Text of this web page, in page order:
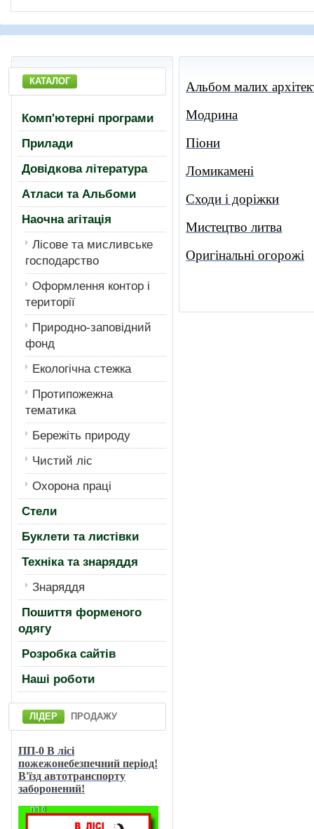
Альбом малих
Модрина
Піони
Ломикамені
Сходи і доріжки
Мистецтво литва
Оригінальні огорожі
КАТАЛОГ
Комп'ютерні програми
Прилади
Довідкова література
Атласи та Альбоми
Наочна агітація
Лiсове та мисливське
господарство
Оформлення контор і
території
Природно-заповідний
фонд
Екологiчна стежка
Протипожежна
тематика
Бережiть природу
Чистий лiс
Охорона працi
Стели
Буклети та листівки
Техніка та знаряддя
Знаряддя
Пошиття форменого
одягу
Розробка сайтів
Нашi роботи
ЛІДЕР ПРОДАЖУ
ПП-0 В лici
пожежонебезпечний перiод!
В'їзд автотранспорту
заборонений!